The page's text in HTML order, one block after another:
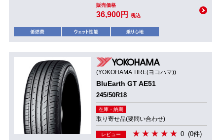
販売価格
36,900円 税込
(YOKOHAMA TIRE(ヨコハマ))
BluEarth GT AE51
245/50R18
在庫・納期
取り寄せ品(要問い合わせ)
レビュー 0 (0件)